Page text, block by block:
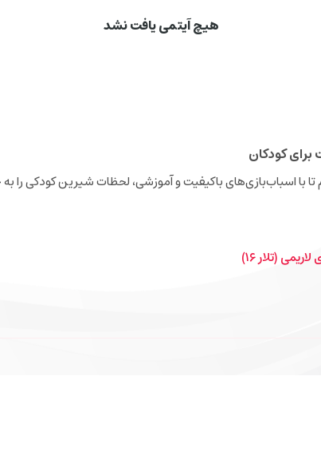
هیچ آیتمی یافت نشد
کودکان
تا با اسباب‌بازی‌های باکیفیت و آموزشی، لحظات شیرین کودکی را به
(تلار ۱۶)